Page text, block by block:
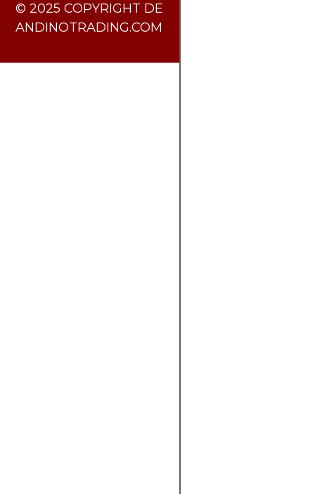
​© 2025 COPYRIGHT DE
ANDINOTRADING.COM